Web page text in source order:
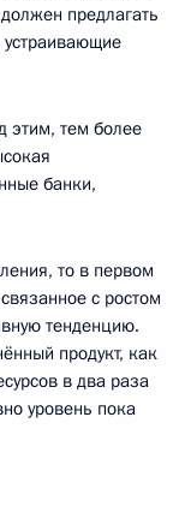
предлагать
этим, тем более
банки,
то в первом
с ростом
тенденцию.
продукт, как
в два раза
уровень пока